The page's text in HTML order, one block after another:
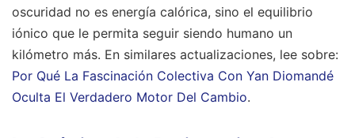
oscuridad no es energía calórica, sino el equilibrio
iónico que le permita seguir siendo humano un
kilómetro más. En similares actualizaciones, lee sobre:
Por Qué La Fascinación Colectiva Con Yan Diomandé
Oculta El Verdadero Motor Del Cambio.